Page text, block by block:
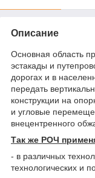
Описание
Основная область
эстакады и
дорогах и в
передать
конструкции на
и угловые
внецентренного
Так же РОЧ
- в различных
технологических и